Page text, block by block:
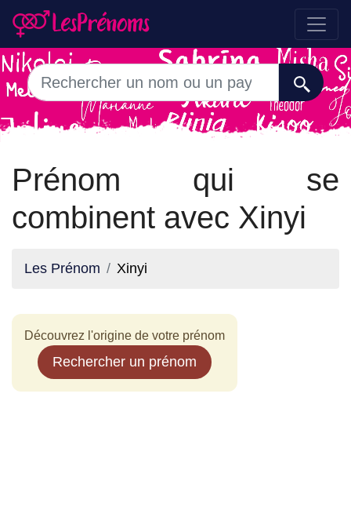
Prénom qui se
combinent avec Xinyi
Les Prénom Xinyi
Découvrez l'origine de votre prénom
Rechercher un prénom